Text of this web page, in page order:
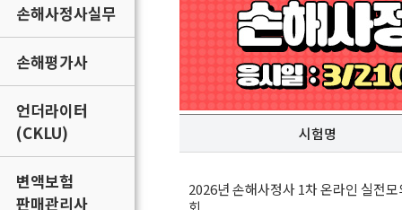
손해사정사실무
손해평가사
언더라이터
(CKLU)
변액보험
판매관리사
시험명
2026년 손해사정사 1차 온라인 실전